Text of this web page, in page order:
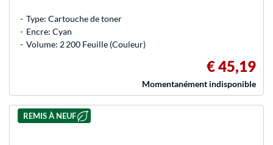
Type: Cartouche de toner
Encre: Cyan
Volume: 2 200 Feuille (Couleur)
€ 45,19
Momentanément indisponible
REMIS À NEUF